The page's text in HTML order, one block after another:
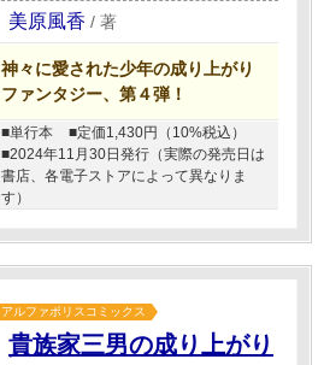
美原風香 / 著
神々に愛された少年の成り上がり
ファンタジー、第４弾！
■単行本
■定価1,430円（10%税込）
■2024年11月30日発行（実際の発売日は
書店、各電子ストアによって異なりま
す）
アルファポリスコミックス
貴族家三男の成り上がり